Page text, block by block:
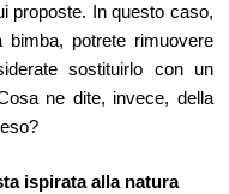
proposte. In questo caso,
potrete rimuovere
sostituirlo con un
ne dite, invece, della
ispirata alla natura